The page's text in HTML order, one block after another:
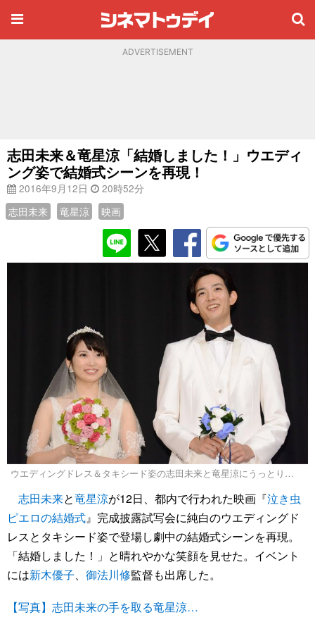
ADVERTISEMENT
志田未来＆竜星涼「結婚しました！」ウエディ
ング姿で結婚式シーンを再現！
2016年9月12日
20時52分
志田未来
竜星涼 映画
ウエディングドレス＆タキシード姿の志田未来と竜星涼にうっとり…
志田未来と竜星涼が12日、都内で行われた映画『泣き虫
ピエロの結婚式』完成披露試写会に純白のウエディングド
レスとタキシード姿で登場し劇中の結婚式シーンを再現。
「結婚しました！」と晴れやかな笑顔を見せた。イベント
には新木優子、 御法川修監督も出席した。
【写真】志田未来の手を取る竜星涼…